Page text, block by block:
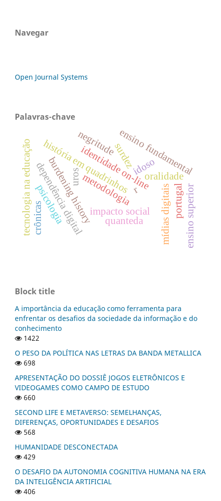
Navegar
Open Journal Systems
Palavras-chave
idoso
identidade on-line
história em quadrinhos
burdening historymetodologia oralidade
dependência digital impacto social
psicologia
ensino fundamental
tecnologia na educação mídias digitais
uros
crônicas
surdez
ensino superior
r portugal
quanteda
negritude
Block title
A importância da educação como ferramenta para
enfrentar os desafios da sociedade da informação e do
conhecimento
1422
O PESO DA POLÍTICA NAS LETRAS DA BANDA METALLICA
698
APRESENTAÇÃO DO DOSSIÊ JOGOS ELETRÔNICOS E
VIDEOGAMES COMO CAMPO DE ESTUDO
660
SECOND LIFE E METAVERSO: SEMELHANÇAS,
DIFERENÇAS, OPORTUNIDADES E DESAFIOS
568
HUMANIDADE DESCONECTADA
429
O DESAFIO DA AUTONOMIA COGNITIVA HUMANA NA ERA
DA INTELIGÊNCIA ARTIFICIAL
406